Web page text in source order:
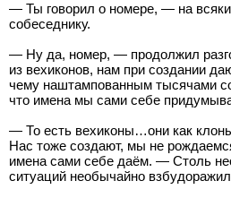
— Ты говорил о номере, — на
собеседнику.
— Ну да, номер, — продолжил
из вехиконов, нам при создании
чему наштампованным тысячами
что имена мы сами себе
— То есть вехиконы…они как
Нас тоже создают, мы не
имена сами себе даём. — Столь
ситуаций необычайно